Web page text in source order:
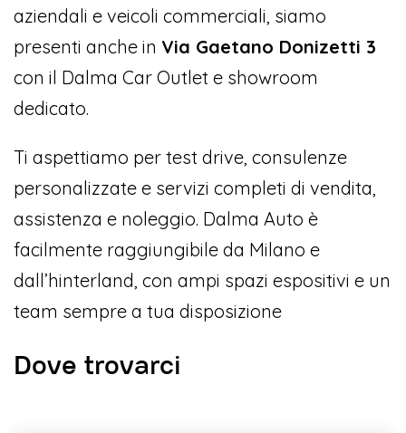
aziendali e veicoli commerciali, siamo
presenti anche in Via Gaetano Donizetti 3
con il Dalma Car Outlet e showroom
dedicato.
Ti aspettiamo per test drive, consulenze
personalizzate e servizi completi di vendita,
assistenza e noleggio. Dalma Auto è
facilmente raggiungibile da Milano e
dall’hinterland, con ampi spazi espositivi e un
team sempre a tua disposizione
Dove trovarci